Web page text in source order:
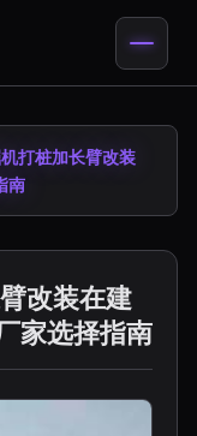
打桩加长臂改装
南
改装在建
家选择指南